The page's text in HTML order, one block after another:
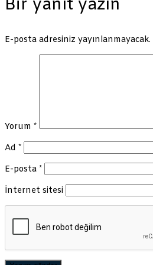
Bir yanıt yazın
E-posta adresiniz yayınlanmayacak.
Yorum *
Ad *
E-posta *
İnternet sitesi